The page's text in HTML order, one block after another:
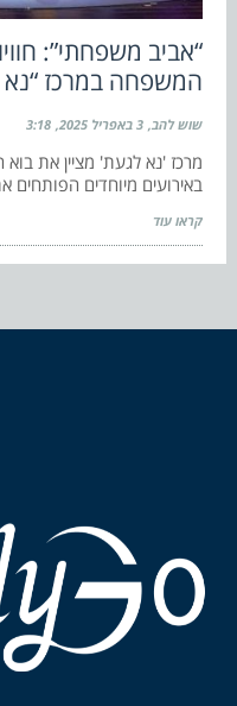
“אביב משפחתי”:
המשפחה במרכז “נא
שוש להב 3 באפריל 2025 3:18
מרכז 'נא לגעת' מציין את
באירועים מיוחדים הפותחים את
קראו עוד